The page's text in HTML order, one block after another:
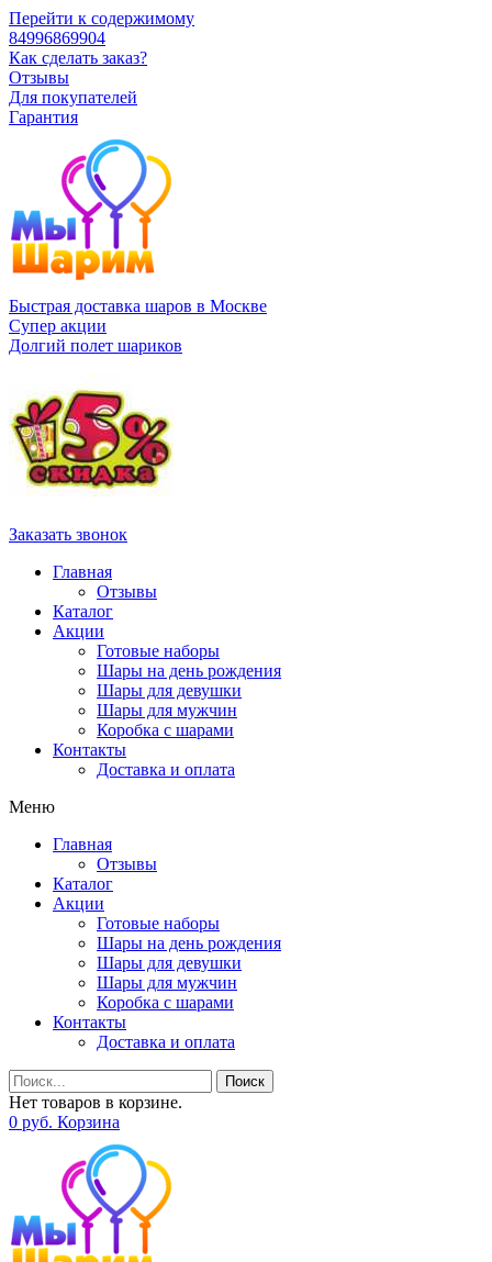
Перейти к содержимому
84996869904
Как сделать заказ?
Отзывы
Для покупателей
Гарантия
Быстрая доставка шаров в Москве
Супер акции
Долгий полет шариков
Заказать звонок
Главная
Отзывы
Каталог
Акции
Готовые наборы
Шары на день рождения
Шары для девушки
Шары для мужчин
Коробка с шарами
Контакты
Доставка и оплата
Меню
Главная
Отзывы
Каталог
Акции
Готовые наборы
Шары на день рождения
Шары для девушки
Шары для мужчин
Коробка с шарами
Контакты
Доставка и оплата
Поиск
Нет товаров в корзине.
0 руб. Корзина